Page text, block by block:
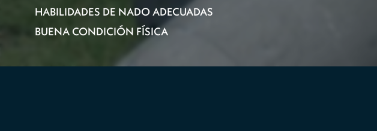
HABILIDADES DE NADO ADECUADAS
BUENA CONDICIÓN FÍSICA